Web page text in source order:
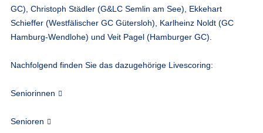
GC), Christoph Städler (G&LC Semlin am See), Ekkehart
Schieffer (Westfälischer GC Gütersloh), Karlheinz Noldt (GC
Hamburg-Wendlohe) und Veit Pagel (Hamburger GC).
Nachfolgend finden Sie das dazugehörige Livescoring:
Seniorinnen
Senioren